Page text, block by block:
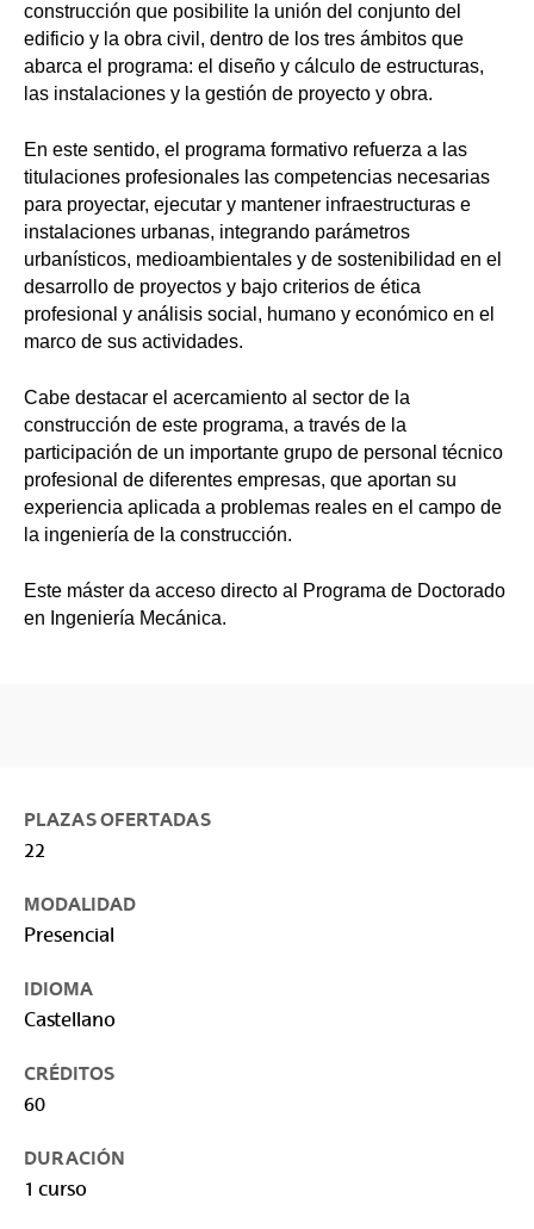
construcción que posibilite la unión del conjunto del
edificio y la obra civil, dentro de los tres ámbitos que
abarca el programa: el diseño y cálculo de estructuras,
las instalaciones y la gestión de proyecto y obra.
En este sentido, el programa formativo refuerza a las
titulaciones profesionales las competencias necesarias
para proyectar, ejecutar y mantener infraestructuras e
instalaciones urbanas, integrando parámetros
urbanísticos, medioambientales y de sostenibilidad en el
desarrollo de proyectos y bajo criterios de ética
profesional y análisis social, humano y económico en el
marco de sus actividades.
Cabe destacar el acercamiento al sector de la
construcción de este programa, a través de la
participación de un importante grupo de personal técnico
profesional de diferentes empresas, que aportan su
experiencia aplicada a problemas reales en el campo de
la ingeniería de la construcción.
Este máster da acceso directo al Programa de Doctorado
en Ingeniería Mecánica.
PLAZAS OFERTADAS
22
MODALIDAD
Presencial
IDIOMA
Castellano
CRÉDITOS
60
DURACIÓN
1 curso